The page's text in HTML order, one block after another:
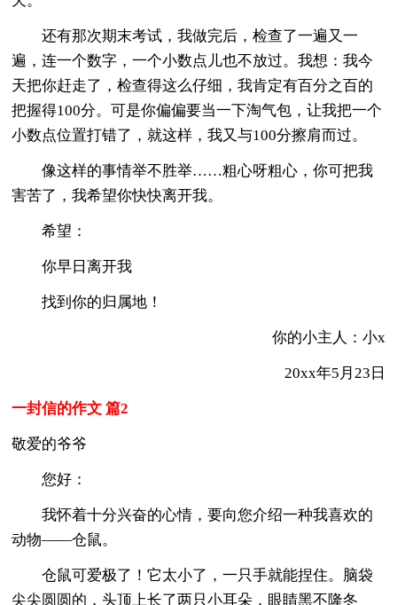
还有那次期末考试，我做完后，检查了一遍又一
遍，连一个数字，一个小数点儿也不放过。我想：我今
天把你赶走了，检查得这么仔细，我肯定有百分之百的
把握得100分。可是你偏偏要当一下淘气包，让我把一个
小数点位置打错了，就这样，我又与100分擦肩而过。
像这样的事情举不胜举……粗心呀粗心，你可把我
害苦了，我希望你快快离开我。
希望：
你早日离开我
找到你的归属地！
你的小主人：小x
20xx年5月23日
一封信的作文 篇2
敬爱的爷爷
您好：
我怀着十分兴奋的心情，要向您介绍一种我喜欢的
动物——仓鼠。
仓鼠可爱极了！它太小了，一只手就能捏住。脑袋
尖尖圆圆的，头顶上长了两只小耳朵，眼睛黑不隆冬